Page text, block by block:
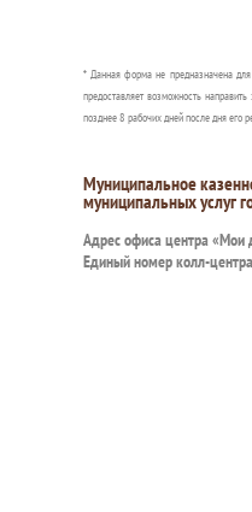
* Данная форма не предназначена
предоставляет возможность
позднее 8 рабочих дней после дня его
Муниципальное
муниципальных услуг
Адрес офиса центра «Мои
Единый номер колл-